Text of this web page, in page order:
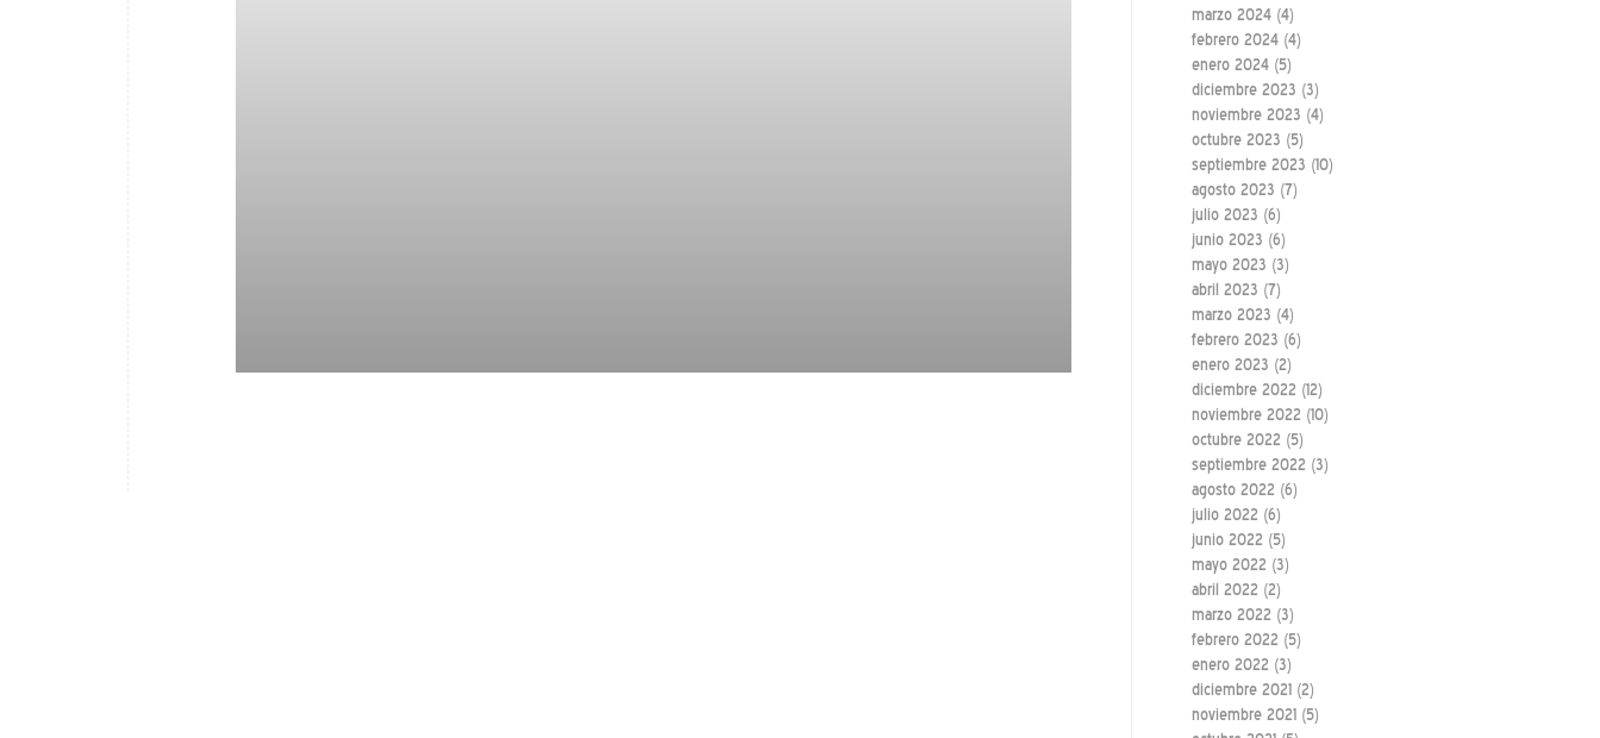
marzo 2024 (4)
febrero 2024 (4)
enero 2024 (5)
diciembre 2023 (3)
noviembre 2023 (4)
octubre 2023 (5)
septiembre 2023 (10)
agosto 2023 (7)
julio 2023 (6)
junio 2023 (6)
mayo 2023 (3)
abril 2023 (7)
marzo 2023 (4)
febrero 2023 (6)
enero 2023 (2)
diciembre 2022 (12)
noviembre 2022 (10)
octubre 2022 (5)
septiembre 2022 (3)
agosto 2022 (6)
julio 2022 (6)
junio 2022 (5)
mayo 2022 (3)
abril 2022 (2)
marzo 2022 (3)
febrero 2022 (5)
enero 2022 (3)
diciembre 2021 (2)
noviembre 2021 (5)